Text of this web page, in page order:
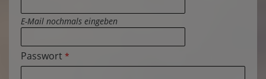
E-Mail nochmals eingeben
Passwort *